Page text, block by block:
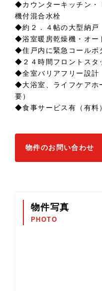
◆カウンターキッチン・
機付混合水栓
◆約２．４帖の大型納戸
◆浴室暖房乾燥機・オー
◆住戸内に緊急コールボ
◆２４時間フロントスタ
◆全室バリアフリー設計
◆大浴室、ライフケアホ
要）
◆食事サービス有（有料
物件のお問い合わせ
物件写真
PHOTO